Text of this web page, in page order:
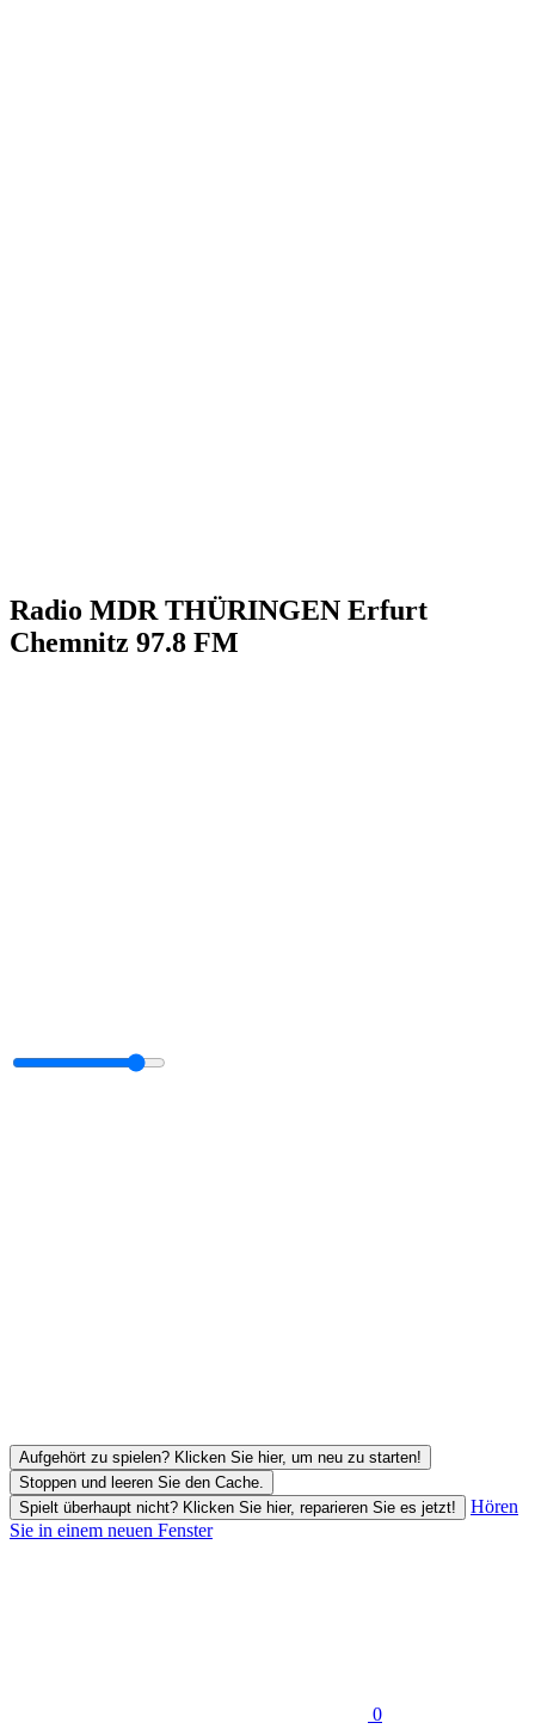
Radio MDR THÜRINGEN Erfurt
Chemnitz 97.8 FM
Aufgehört zu spielen? Klicken Sie hier, um neu zu starten!
Stoppen und leeren Sie den Cache.
Spielt überhaupt nicht? Klicken Sie hier, reparieren Sie es jetzt!
Hören
Sie in einem neuen Fenster
0